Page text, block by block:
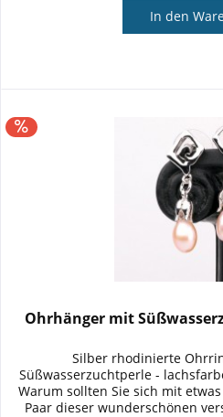
In den
Ohrhänger mit
Silber rhodinierte
Süßwasserzuchtperle -
Warum sollten Sie sich mit
Paar dieser wunderschönen